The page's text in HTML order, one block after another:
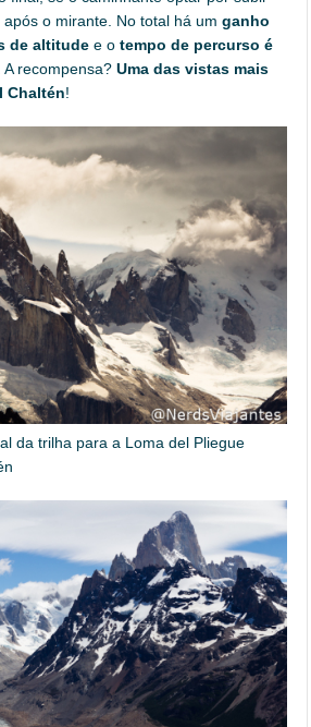
o mirante. No total há umganho
de altitude e otempo de percurso é
A recompensa?Uma das vistas mais
Chaltén!
da trilha para a Loma del Pliegue